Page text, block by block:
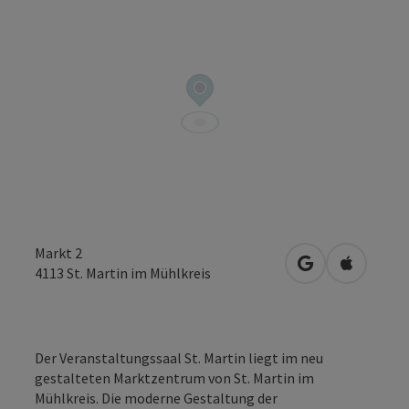
Markt 2
4113 St. Martin im Mühlkreis in Googlein Apple
Der Veranstaltungssaal St. Martin liegt im neu
gestalteten Marktzentrum von St. Martin im
Mühlkreis. Die moderne Gestaltung der